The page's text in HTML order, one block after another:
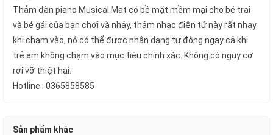
Thảm đàn piano Musical Mat có bề mặt mềm mại cho bé trai
và bé gái của bạn chơi và nhảy, thảm nhạc điện tử này rất nhạy
khi chạm vào, nó có thể được nhận dạng tự động ngay cả khi
trẻ em không chạm vào mục tiêu chính xác. Không có nguy cơ
rơi vỡ thiệt hại.
Hotline : 0365858585
Sản phẩm khác